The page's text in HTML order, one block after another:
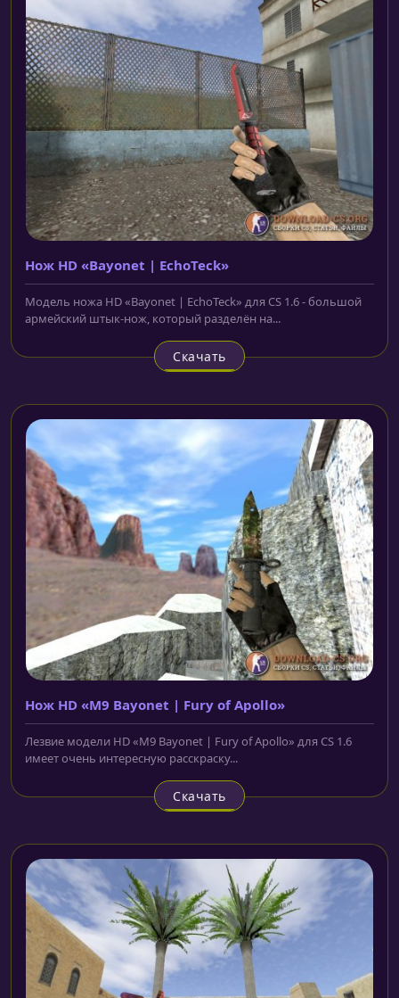
Нож HD «Bayonet | EchoTeck»
Модель ножа HD «Bayonet | EchoTeck» для CS 1.6 - большой
армейский штык-нож, который разделён на...
Скачать
Нож HD «M9 Bayonet | Fury of Apollo»
Лезвие модели HD «M9 Bayonet | Fury of Apollo» для CS 1.6
имеет очень интересную расскраску...
Скачать